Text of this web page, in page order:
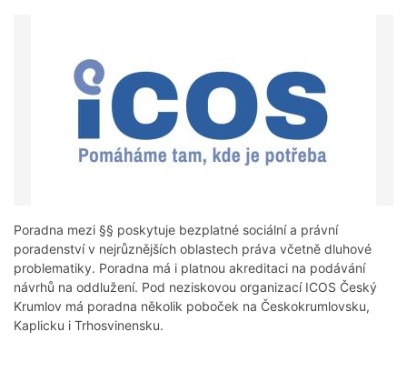
Poradna mezi §§ poskytuje bezplatné sociální a právní
poradenství v nejrůznějších oblastech práva včetně dluhové
problematiky. Poradna má i platnou akreditaci na podávání
návrhů na oddlužení. Pod neziskovou organizací ICOS Český
Krumlov má poradna několik poboček na Českokrumlovsku,
Kaplicku i Trhosvinensku.